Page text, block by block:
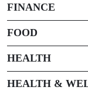
FINANCE
FOOD
HEALTH
HEALTH &